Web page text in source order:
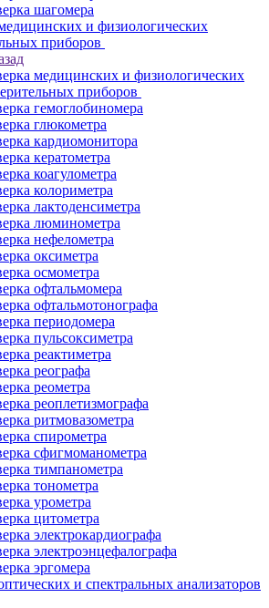
шагомера
и физиологических
приборов
медицинских и физиологических
приборов
гемоглобиномера
глюкометра
кардиомонитора
кератометра
коагулометра
колориметра
лактоденсиметра
люминометра
нефелометра
оксиметра
осмометра
офтальмомера
офтальмотонографа
периодомера
пульсоксиметра
реактиметра
реографа
реометра
реоплетизмографа
ритмовазометра
спирометра
сфигмоманометра
тимпанометра
тонометра
урометра
цитометра
электрокардиографа
электроэнцефалографа
эргомера
и спектральных анализаторов